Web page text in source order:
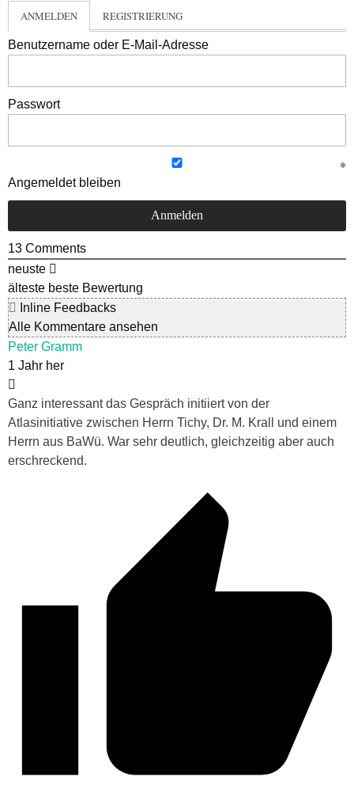
ANMELDEN REGISTRIERUNG
Benutzername oder E-Mail-Adresse
Passwort
Angemeldet bleiben
13 Comments
neuste
älteste beste Bewertung
Inline Feedbacks
Alle Kommentare ansehen
Peter Gramm
1 Jahr her
Ganz interessant das Gespräch initiiert von der
Atlasinitiative zwischen Herrn Tichy, Dr. M. Krall und einem
Herrn aus BaWü. War sehr deutlich, gleichzeitig aber auch
erschreckend.